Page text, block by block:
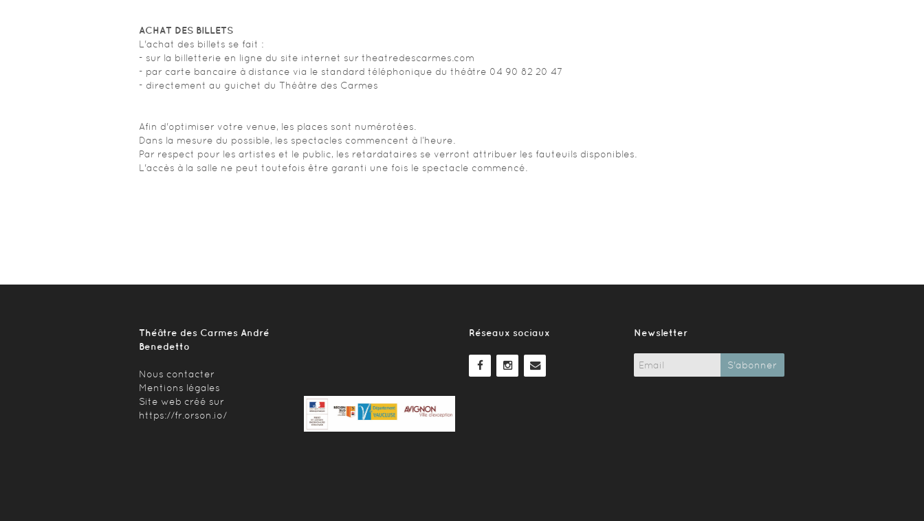
ACHAT DES BILLETS
L'achat des billets se fait :
- sur la billetterie en ligne du site internet sur theatredescarmes.com
- par carte bancaire à distance via le standard téléphonique du théâtre 04 90 82 20 47
- directement au guichet du Théâtre des Carmes
Afin d'optimiser votre venue, les places sont numérotées.
Dans la mesure du possible, les spectacles commencent à l’heure.
Par respect pour les artistes et le public, les retardataires se verront attribuer les fauteuils disponibles.
L'accès à la salle ne peut toutefois être garanti une fois le spectacle commencé.
Théâtre des Carmes André
Benedetto
Nous contacter
Mentions légales
Site web créé sur
https://fr.orson.io/
Réseaux sociaux Newsletter
S'abonner